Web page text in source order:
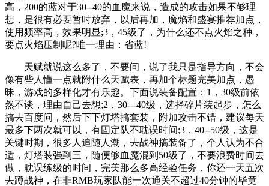
高，200的蓝对于30--40的血魔来说，造成的攻击如果不够理
想，是很有必要暂时放弃，以后再加，魔焰和盛宴推荐加点，
使用频率高，效果明显;3，45级了，为什么还不点火焰之种，
要点火焰压制呢?唯一理由：省蓝!
天赋就说这么多了，不要问，说了我只是指导方向，不会
像有些人懂一点就附什么天赋表，再加个标题完美加点，愚
昧，游戏的多样化才有乐趣。下面说装备配置：1，30级前依
然不谈，理由自己去想;2，30---40级，选择碎片装起步，怎么
搞去百度问，然后下下灯塔搞套装，附加攻击不错，建议每天
最多下两次就可以，有固定队不耽误时间;3，40--50级，这是
关键时期，很多人追随人潮，去战神搞装备了，个人认为不合
适，灯塔装强到三，随便够血魔混到50级了，不要浪费时间去
做，耽误练级的时间，完美那么多高经验任务，你还一天五次
去蹲战神，在非RMB玩家队能一次通关不超过40分钟的毕竟